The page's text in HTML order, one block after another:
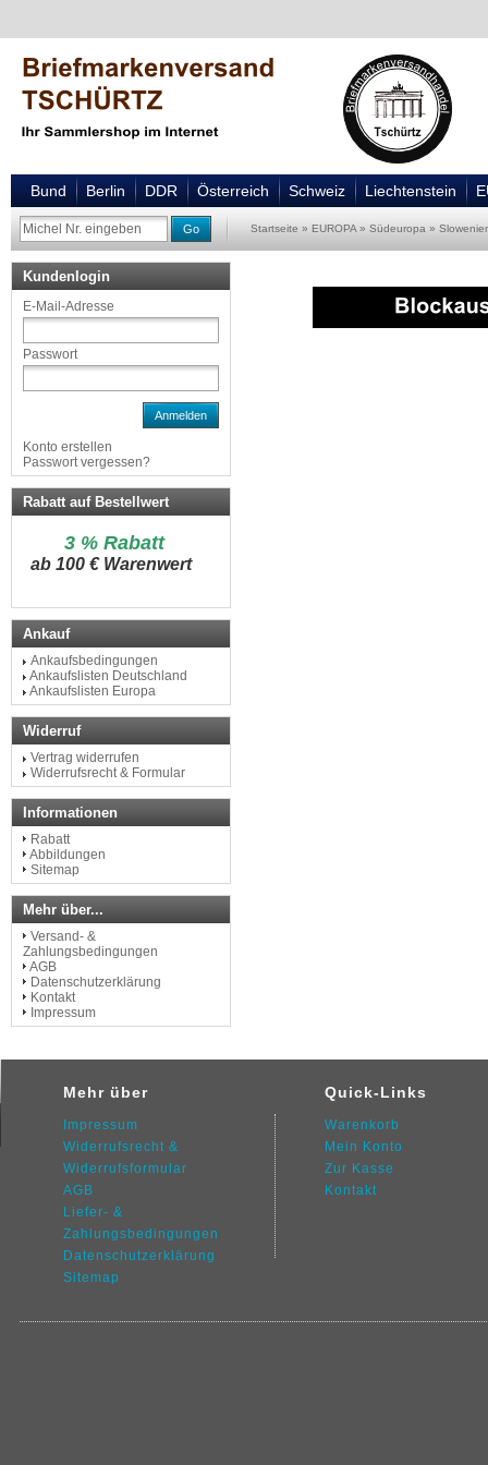
Bund Berlin DDR Österreich Schweiz Liechtenstein
Go Startseite » EUROPA » Südeuropa »
Kundenlogin
E-Mail-Adresse
Passwort
Anmelden
Konto erstellen
Passwort vergessen?
Rabatt auf Bestellwert
3 % Rabatt
ab 100 € Warenwert
Ankauf
Ankaufsbedingungen
Ankaufslisten Deutschland
Ankaufslisten Europa
Widerruf
Vertrag widerrufen
Widerrufsrecht & Formular
Informationen
Rabatt
Abbildungen
Sitemap
Mehr über...
Versand- &
Zahlungsbedingungen
AGB
Datenschutzerklärung
Kontakt
Impressum
Mehr über
Impressum
Widerrufsrecht &
Widerrufsformular
AGB
Liefer- &
Zahlungsbedingungen
Datenschutzerklärung
Sitemap
Quick-Links
Warenkorb
Mein Konto
Zur Kasse
Kontakt